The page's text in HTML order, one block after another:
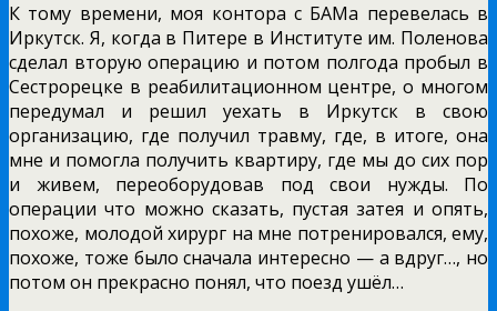
К тому времени, моя контора с БАМа перевелась в
Иркутск. Я, когда в Питере в Институте им. Поленова
сделал вторую операцию и потом полгода пробыл в
Сестрорецке в реабилитационном центре, о многом
передумал и решил уехать в Иркутск в свою
организацию, где получил травму, где, в итоге, она
мне и помогла получить квартиру, где мы до сих пор
и живем, переоборудовав под свои нужды. По
операции что можно сказать, пустая затея и опять,
похоже, молодой хирург на мне потренировался, ему,
похоже, тоже было сначала интересно — а вдруг…, но
потом он прекрасно понял, что поезд ушёл…